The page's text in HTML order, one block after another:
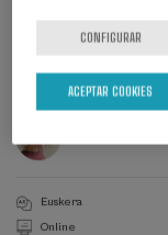
Garbiñe Larralde
Garbine Larralde
Euskera
Online
CONFIGURAR
ACEPTAR COOKIES